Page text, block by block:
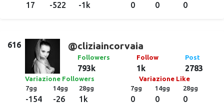
17 -522 -1k 0 0 0
616 @cliziaincorvaia
Followers
793k
Follow
1k
Post
2783
Variazione Followers
7gg
-154
14gg
-26
28gg
1k
Variazione Like
7gg
0
14gg
0
28gg
0